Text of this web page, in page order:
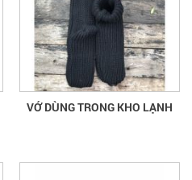
VỚ DÙNG TRONG KHO LẠNH